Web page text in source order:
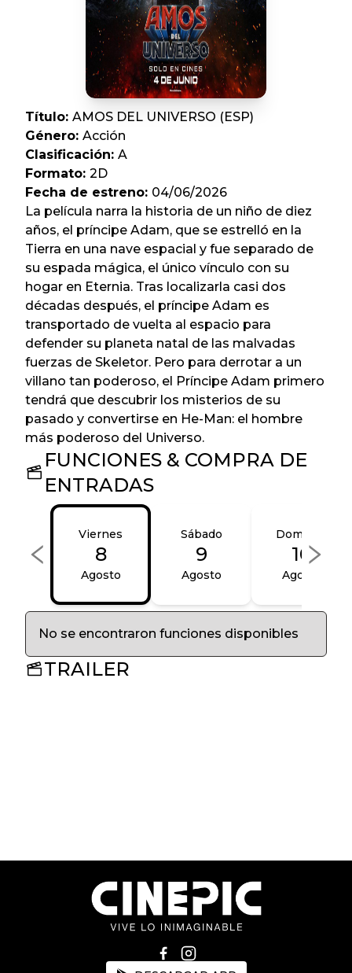
Título: AMOS DEL UNIVERSO (ESP)
Género: Acción
Clasificación: A
Formato: 2D
Fecha de estreno: 04/06/2026
La película narra la historia de un niño de diez
años, el príncipe Adam, que se estrelló en la
Tierra en una nave espacial y fue separado de
su espada mágica, el único vínculo con su
hogar en Eternia. Tras localizarla casi dos
décadas después, el príncipe Adam es
transportado de vuelta al espacio para
defender su planeta natal de las malvadas
fuerzas de Skeletor. Pero para derrotar a un
villano tan poderoso, el Príncipe Adam primero
tendrá que descubrir los misterios de su
pasado y convertirse en He-Man: el hombre
más poderoso del Universo.
FUNCIONES & COMPRA DE
ENTRADAS
Viernes
8
Agosto
Sábado
9
Agosto
Domingo
10
Agosto
No se encontraron funciones disponibles
TRAILER